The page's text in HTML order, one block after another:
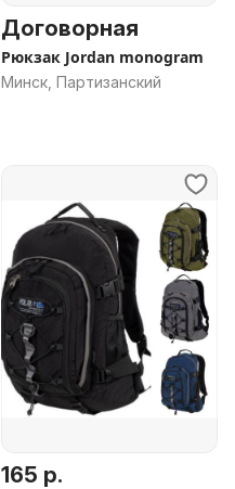
Договорная
Рюкзак Jordan monogram
Минск, Партизанский
165 р.